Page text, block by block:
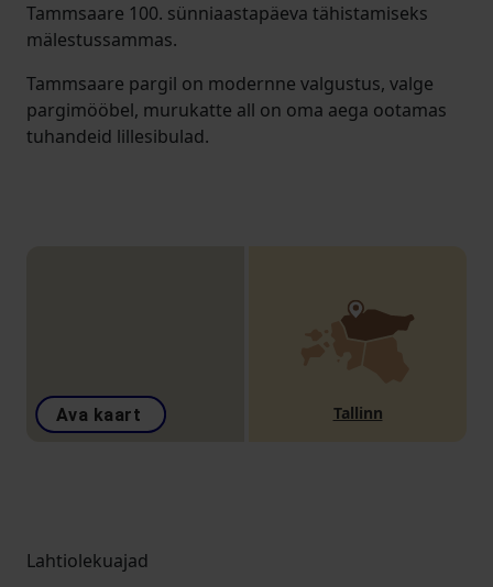
Tammsaare 100. sünniaastapäeva tähistamiseks
mälestussammas.
Tammsaare pargil on modernne valgustus, valge
pargimööbel, murukatte all on oma aega ootamas
tuhandeid lillesibulad.
Ava kaart Tallinn
Lahtiolekuajad